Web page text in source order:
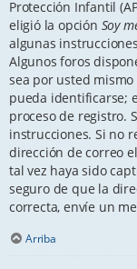
Protección Infantil
eligió la opción Soy
algunas
Algunos foros
sea por usted
pueda identificarse;
proceso de registro.
instrucciones. Si no
dirección de correo
tal vez haya sido
seguro de que la
correcta, envíe un
Arriba